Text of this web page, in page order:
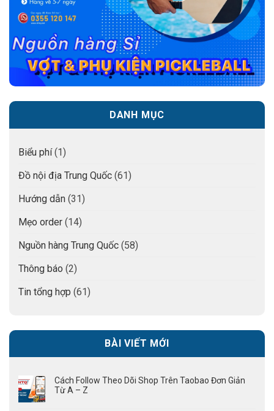
DANH MỤC
Biểu phí(1)
Đồ nội địa Trung Quốc (61)
Hướng dẫn (31)
Mẹo order (14)
Nguồn hàng Trung Quốc (58)
Thông báo (2)
Tin tổng hợp (61)
BÀI VIẾT MỚI
Cách Follow Theo Dõi Shop Trên Taobao Đơn Giản
Từ A – Z